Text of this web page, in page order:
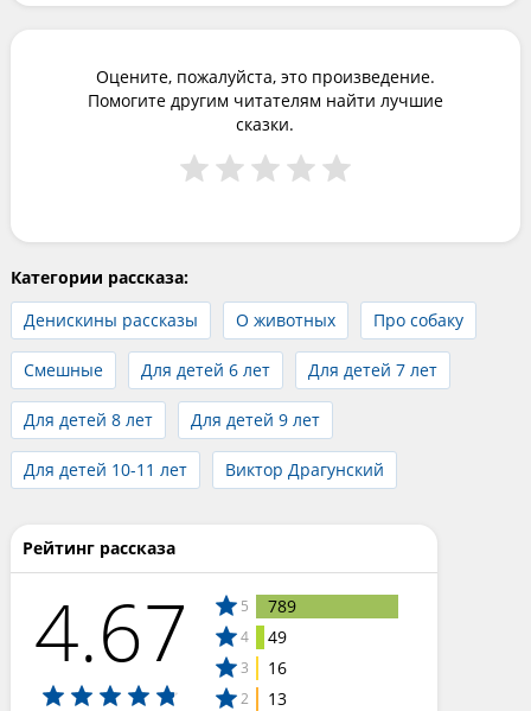
Оцените, пожалуйста, это произведение.
Помогите другим читателям найти лучшие
сказки.
Категории рассказа:
Денискины рассказы
О животных Про собаку
Смешные Для детей 6 лет Для детей 7 лет
Для детей 8 лет Для детей 9 лет
Для детей 10-11 лет Виктор Драгунский
Рейтинг рассказа
4.67 5 789
4 49
3 16
2 13